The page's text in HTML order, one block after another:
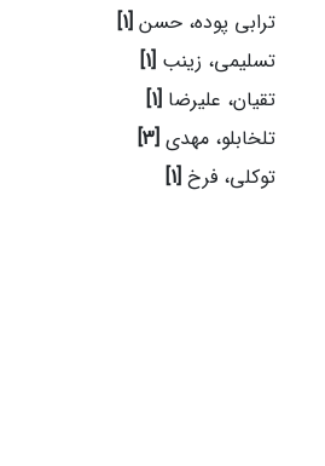
ترابی پوده، حسن [1]
تسلیمی، زینب [1]
تقیان، علیرضا [1]
تلخابلو، مهدی [3]
توکلی، فرخ [1]